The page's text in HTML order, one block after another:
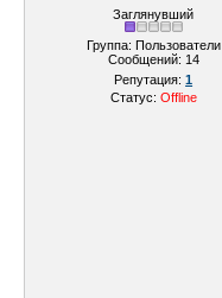
Заглянувший
Группа: Пользователи
Сообщений: 14
Репутация:1
Статус: Offline